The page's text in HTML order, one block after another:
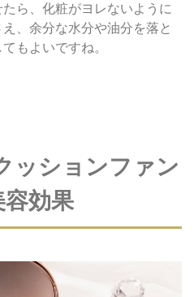
ら、化粧がヨレないように
、余分な水分や油分を落と
もよいですね。
ッションファン
効果